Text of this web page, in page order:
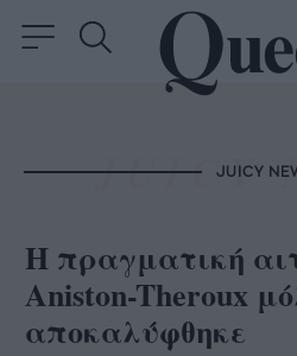
JUICY
Η πραγματική
Aniston-Theroux
αποκαλύφθηκε